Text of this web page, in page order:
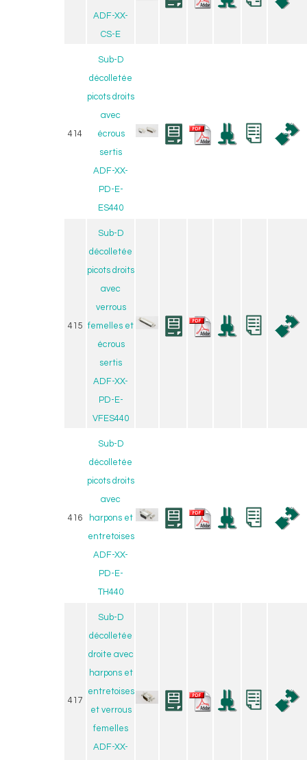
ADF-XX-
CS-E
414
Sub-D
décolletée
picots droits
avec
écrous
sertis
ADF-XX-
PD-E-
ES440
415
Sub-D
décolletée
picots droits
avec
verrous
femelles et
écrous
sertis
ADF-XX-
PD-E-
VFES440
416
Sub-D
décolletée
picots droits
avec
harpons et
entretoises
ADF-XX-
PD-E-
TH440
417
Sub-D
décolletée
droite avec
harpons et
entretoises
et verrous
femelles
ADF-XX-